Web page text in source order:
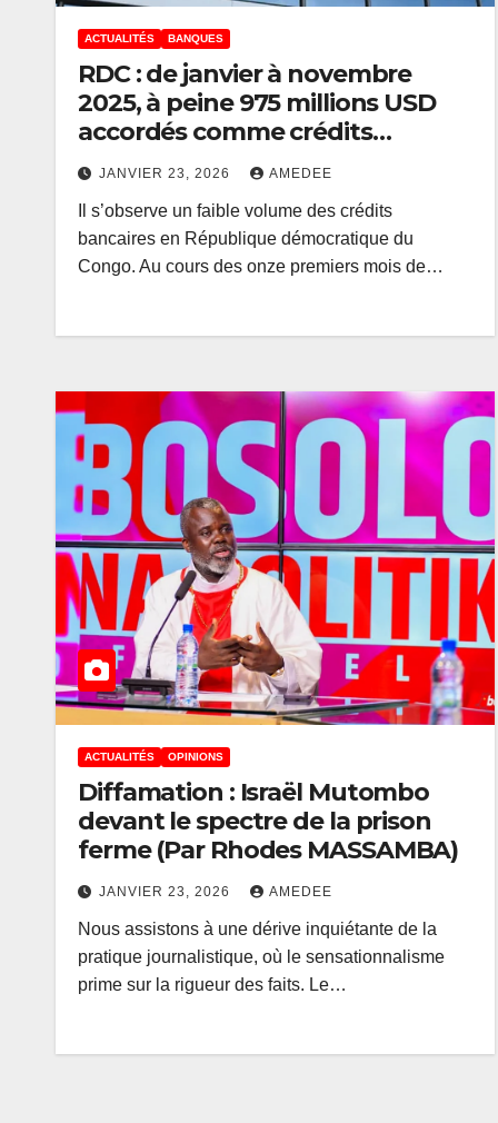
ACTUALITÉS BANQUES
RDC : de janvier à novembre
2025, à peine 975 millions USD
accordés comme crédits
bancaires
JANVIER 23, 2026 AMEDEE
Il s’observe un faible volume des crédits
bancaires en République démocratique du
Congo. Au cours des onze premiers mois de…
ACTUALITÉS OPINIONS
Diffamation : Israël Mutombo
devant le spectre de la prison
ferme (Par Rhodes MASSAMBA)
JANVIER 23, 2026 AMEDEE
Nous assistons à une dérive inquiétante de la
pratique journalistique, où le sensationnalisme
prime sur la rigueur des faits. Le…